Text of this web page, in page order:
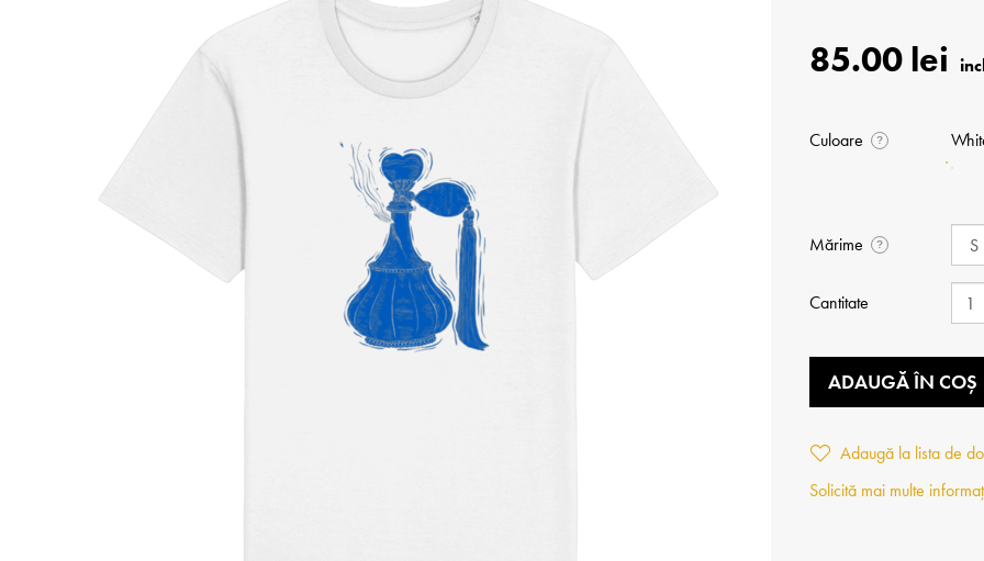
85.00 lei
Culoare ?
Mărime ?
Cantitate
ADAUGĂ ÎN COȘ
Adaugă la lista de
Solicită mai multe